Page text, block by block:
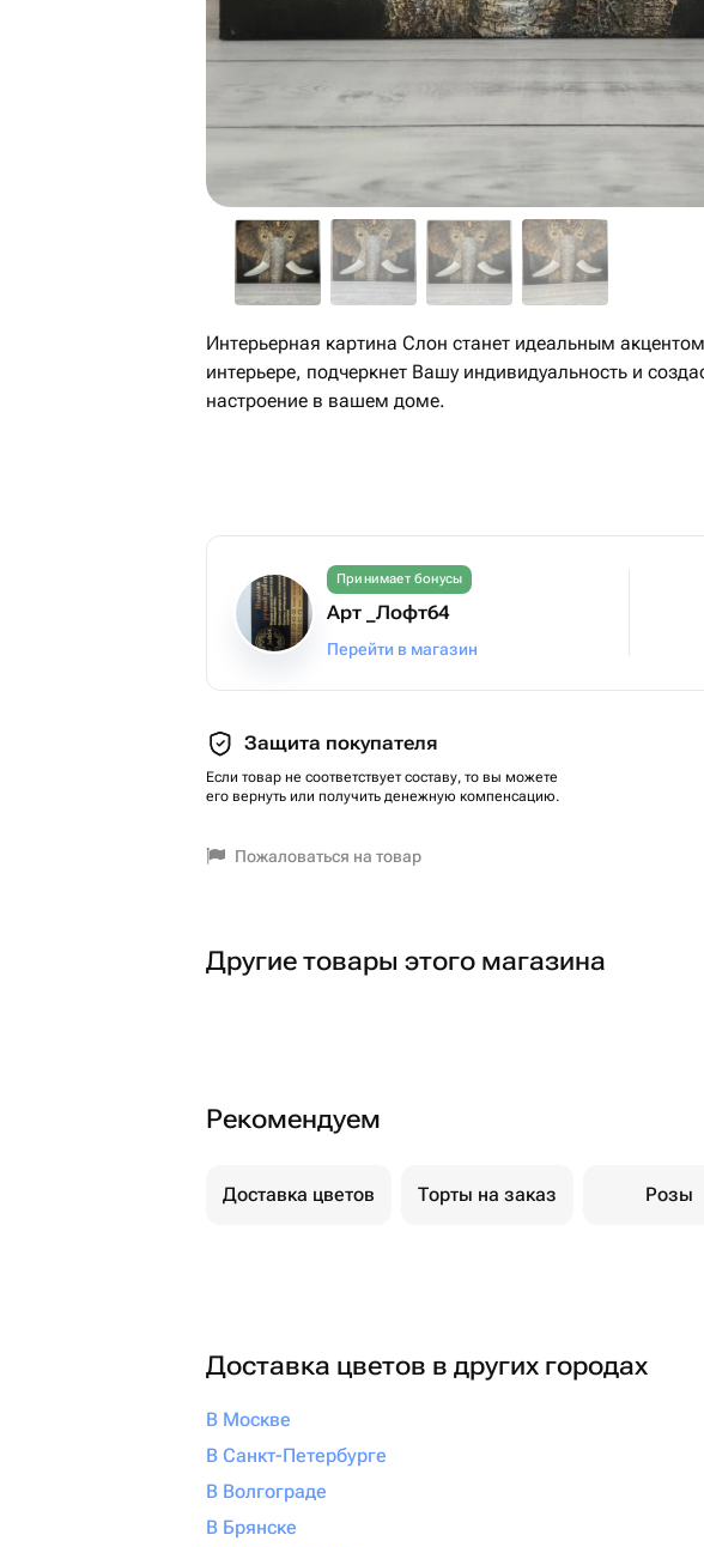
Интерьерная картина Слон станет идеальным акцентом в любом
интерьере, подчеркнет Вашу индивидуальность и создаст особое
настроение в вашем доме.
Принимает бонусы
Арт _Лофт64
Перейти в магазин
Защита покупателя
Если товар не соответствует составу, то вы можете
его вернуть или получить денежную компенсацию.
Пожаловаться на товар
Другие товары этого магазина
Рекомендуем
Доставка цветов Торты на заказ Розы
Доставка цветов в других городах
В Москве
В Санкт-Петербурге
В Волгограде
В Брянске